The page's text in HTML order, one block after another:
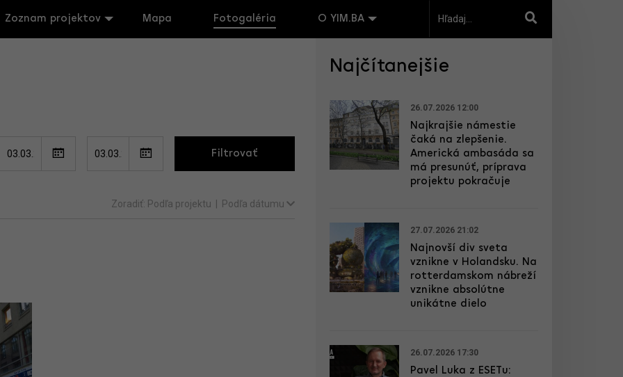
Zoznam projektov Mapa Fotogaléria O YIM.BA
Filtrovať
Zoradiť: Podľa projektu Podľa dátumu
Najčítanejšie
26.07.2026 12:00
Najkrajšie námestie
čaká na zlepšenie.
Americká ambasáda sa
má presunúť, príprava
projektu pokračuje
27.07.2026 21:02
Najnovší div sveta
vznikne v Holandsku. Na
rotterdamskom nábreží
vznikne absolútne
unikátne dielo
26.07.2026 17:30
Pavel Luka z ESETu: